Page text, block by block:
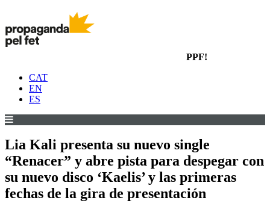
PPF!
CAT
EN
ES
Lia Kali presenta su nuevo single
“Renacer” y abre pista para despegar con
su nuevo disco ‘Kaelis’ y las primeras
fechas de la gira de presentación